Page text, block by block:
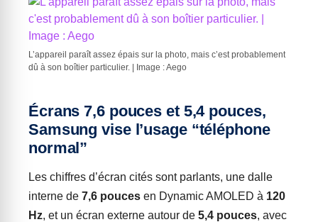
L’appareil paraît assez épais sur la photo, mais c’est probablement
dû à son boîtier particulier. | Image : Aego
Écrans 7,6 pouces et 5,4 pouces,
Samsung vise l’usage “téléphone
normal”
Les chiffres d’écran cités sont parlants, une dalle
interne de 7,6 pouces en Dynamic AMOLED à 120
Hz, et un écran externe autour de 5,4 pouces, avec